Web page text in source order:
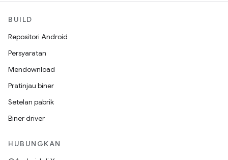
BUILD
Repositori Android
Persyaratan
Mendownload
Pratinjau biner
Setelan pabrik
Biner driver
HUBUNGKAN